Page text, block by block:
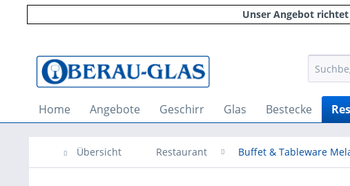
Unser Angebot
Home Angebote Geschirr Glas Bestecke
Übersicht Restaurant Buffet & Tableware